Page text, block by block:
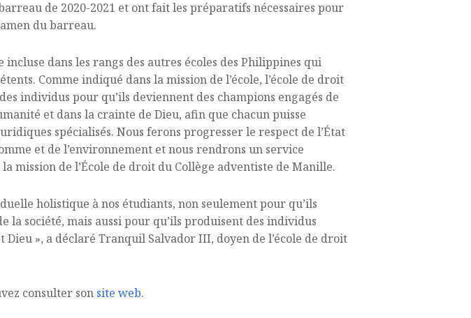
de 2020-2021 et ont fait les préparatifs nécessaires pour
du barreau.
dans les rangs des autres écoles des Philippines qui
Comme indiqué dans la mission de l’école, l’école de droit
individus pour qu’ils deviennent des champions engagés de
et dans la crainte de Dieu, afin que chacun puisse
spécialisés. Nous ferons progresser le respect de l’État
et de l’environnement et nous rendrons un service
mission de l’École de droit du Collège adventiste de Manille.
holistique à nos étudiants, non seulement pour qu’ils
société, mais aussi pour qu’ils produisent des individus
», a déclaré Tranquil Salvador III, doyen de l’école de droit
consulter son site web.